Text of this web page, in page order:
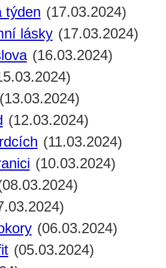
týden (17.03.2024)
lásky (17.03.2024)
(16.03.2024)
(13.03.2024)
(12.03.2024)
(11.03.2024)
(10.03.2024)
(06.03.2024)
(05.03.2024)